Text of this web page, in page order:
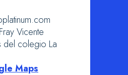
Vicente
del colegio La
Maps